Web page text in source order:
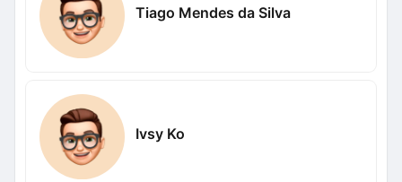
Tiago Mendes da Silva
Ivsy Ko